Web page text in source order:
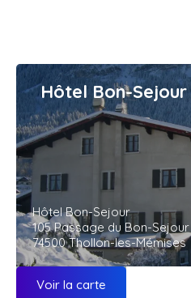
Hôtel Bon-Sejour
Hôtel Bon-Sejour
105 Passage du Bon-Sejour
74500 Thollon-les-Mémises
Voir la carte